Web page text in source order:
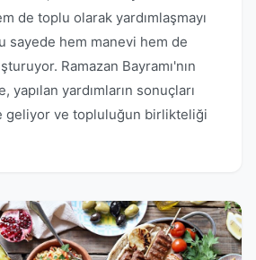
de toplu olarak yardımlaşmayı
sayede hem manevi hem de
Ramazan Bayramı'nın
yardımların sonuçları
geliyor ve topluluğun birlikteliği